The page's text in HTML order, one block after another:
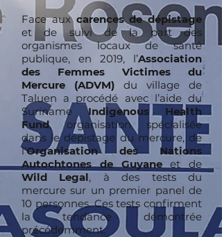
Face aux carences de dépistage
et de suivi de la part des
organismes locaux de santé
publique, en 2019, l’Association
des Femmes Victimes du
Mercure (ADVM) du village de
Taluen a procédé avec l’aide du
SurinameIndigenous Health
Fund, organisation spécialisée
dans le dépistage du mercure, de
l’Organisation des Nations
Autochtones de Guyaneet de
Wild Legal, à des tests du
mercure sur un premier panel de
10 personnes. Ces tests confirment
la tendance démontrée
précédemment.